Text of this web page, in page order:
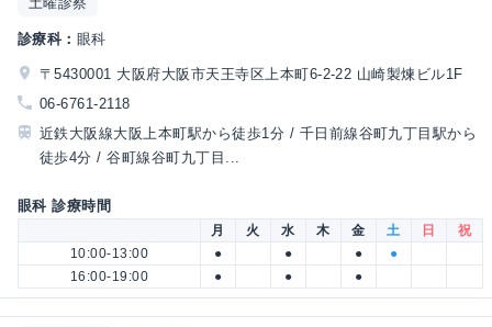
診療科： 眼科
〒5430001 大阪府大阪市天王寺区上本町6-2-22 山崎製煉ビル1F
06-6761-2118
近鉄大阪線大阪上本町駅から徒歩1分 / 千日前線谷町九丁目駅から
徒歩4分 / 谷町線谷町九丁目...
眼科 診療時間
月 火 水 木 金 土 日
祝
10:00-13:00
● ● ●
●
16:00-19:00
● ● ●